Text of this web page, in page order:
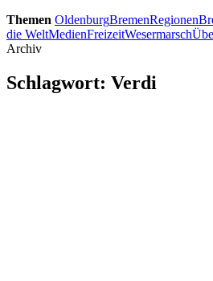
Themen OldenburgBremenRegionen
die WeltMedienFreizeitWesermarsch
Archiv
Schlagwort: Verdi